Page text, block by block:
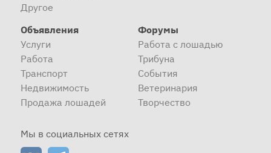
Другое
Объявления
Услуги
Работа
Транспорт
Недвижимость
Продажа лошадей
Форумы
Работа с лошадью
Трибуна
События
Ветеринария
Творчество
Мы в социальных сетях